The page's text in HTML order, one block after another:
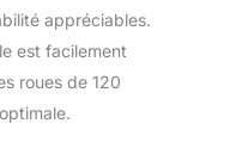
appréciables.
est facilement
roues de 120